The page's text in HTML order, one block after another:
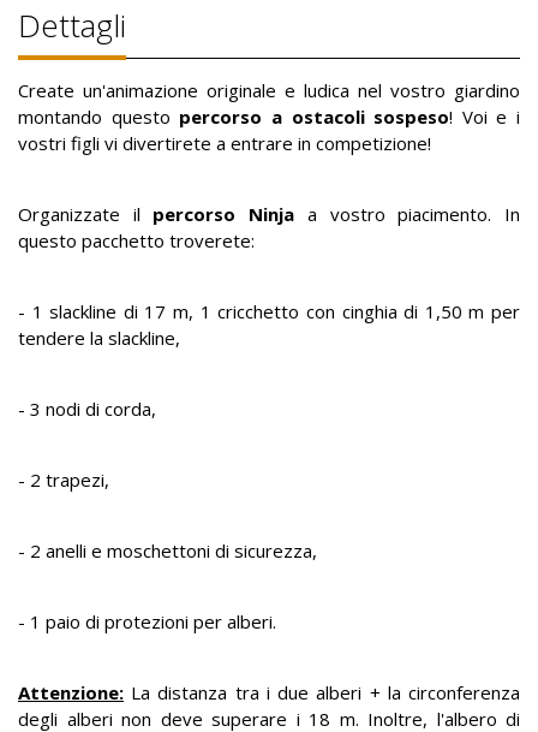
Dettagli
Create un'animazione originale e ludica nel vostro giardino
montando questo percorso a ostacoli sospeso! Voi e i
vostri figli vi divertirete a entrare in competizione!
Organizzate il percorso Ninja a vostro piacimento. In
questo pacchetto troverete:
- 1 slackline di 17 m, 1 cricchetto con cinghia di 1,50 m per
tendere la slackline,
- 3 nodi di corda,
- 2 trapezi,
- 2 anelli e moschettoni di sicurezza,
- 1 paio di protezioni per alberi.
Attenzione: La distanza tra i due alberi + la circonferenza
degli alberi non deve superare i 18 m. Inoltre, l'albero di